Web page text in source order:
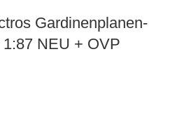
Gardinenplanen-
NEU + OVP